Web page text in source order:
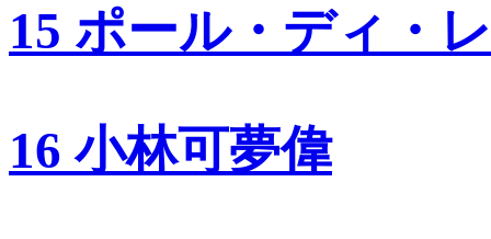
15 ポール・ディ・
16 小林可夢偉